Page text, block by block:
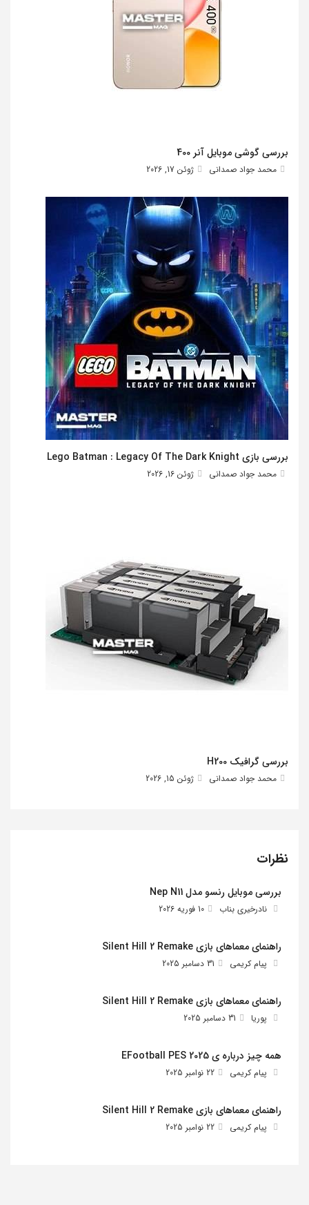
بررسی گوشی موبایل آنر 400
محمد جواد صمدانی ژوئن 17, 2026
بررسی بازی Lego Batman : Legacy Of The Dark Knight
محمد جواد صمدانی ژوئن 16, 2026
بررسی گرافیک H200
محمد جواد صمدانی ژوئن 15, 2026
نظرات
بررسی موبایل رنسو مدل Nep N11
نادرخیری بناب 10 فوریه 2026
راهنمای معماهای بازی Silent Hill 2 Remake
پیام کریمی 31 دسامبر 2025
راهنمای معماهای بازی Silent Hill 2 Remake
پوریا 31 دسامبر 2025
همه چیز درباره ی EFootball PES 2025
پیام کریمی 22 نوامبر 2025
راهنمای معماهای بازی Silent Hill 2 Remake
پیام کریمی 22 نوامبر 2025